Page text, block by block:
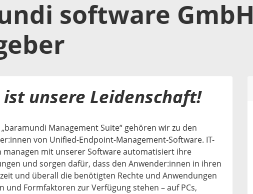
software GmbH
unsere Leidenschaft!
Management Suite“ gehören wir zu den
von Unified-Endpoint-Management-Software. IT-
mit unserer Software automatisiert ihre
und sorgen dafür, dass den Anwender:innen in ihren
und überall die benötigten Rechte und Anwendungen
und Formfaktoren zur Verfügung stehen – auf PCs,